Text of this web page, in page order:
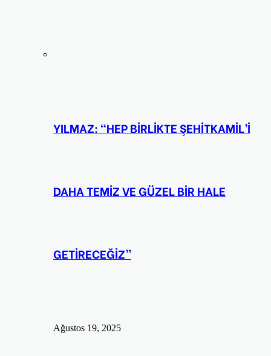
YILMAZ: “HEP BİRLİKTE ŞEHİTKAMİL’İ
DAHA TEMİZ VE GÜZEL BİR HALE
GETİRECEĞİZ”
Ağustos 19, 2025